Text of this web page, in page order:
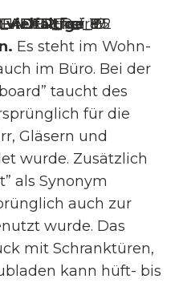
vielfältige
Es steht im Wohn-
im Büro. Bei der
taucht des
für die
Gläsern und
wurde. Zusätzlich
als Synonym
auch zur
wurde. Das
mit Schranktüren,
kann hüft- bis